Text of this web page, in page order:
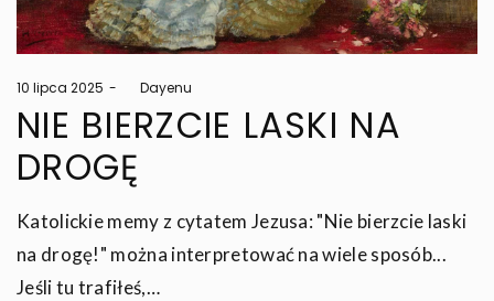
Posted
on
10 lipca 2025 byDayenu
NIE BIERZCIE LASKI NA
DROGĘ
Katolickie memy z cytatem Jezusa: "Nie bierzcie laski
na drogę!" można interpretować na wiele sposób...
Jeśli tu trafiłeś,…